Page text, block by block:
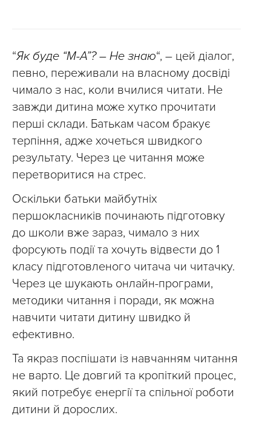
“Як буде “М-А”? – Не знаю“, – цей діалог,
певно, переживали на власному досвіді
чимало з нас, коли вчилися читати. Не
завжди дитина може хутко прочитати
перші склади. Батькам часом бракує
терпіння, адже хочеться швидкого
результату. Через це читання може
перетворитися на стрес.
Оскільки батьки майбутніх
першокласників починають підготовку
до школи вже зараз, чимало з них
форсують події та хочуть відвести до 1
класу підготовленого читача чи читачку.
Через це шукають онлайн-програми,
методики читання і поради, як можна
навчити читати дитину швидко й
ефективно.
Та якраз поспішати із навчанням читання
не варто. Це довгий та кропіткий процес,
який потребує енергії та спільної роботи
дитини й дорослих.